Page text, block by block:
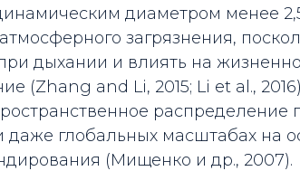
диаметром менее
загрязнения,
дыхании и влиять на
(Zhang and Li, 2015; Li et al.,
распределение
глобальных масштабах на
(Мищенко и др., 2007).